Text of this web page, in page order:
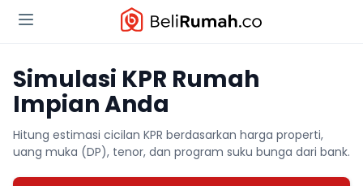
Simulasi KPR Rumah
Impian Anda
Hitung estimasi cicilan KPR berdasarkan harga properti,
uang muka (DP), tenor, dan program suku bunga dari bank.